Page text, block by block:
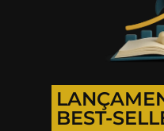
BEST-